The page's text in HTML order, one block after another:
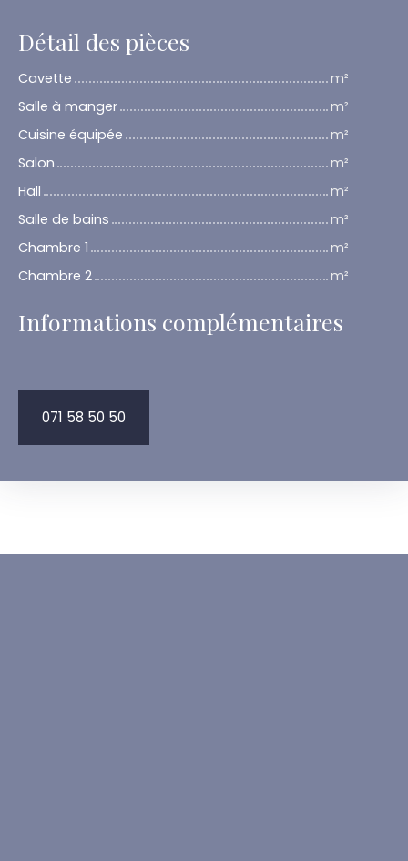
Détail des pièces
Cavette
m²
Salle à manger
m²
Cuisine équipée
m²
Salon
m²
Hall
m²
Salle de bains
m²
Chambre 1
m²
Chambre 2
m²
Informations complémentaires
071 58 50 50